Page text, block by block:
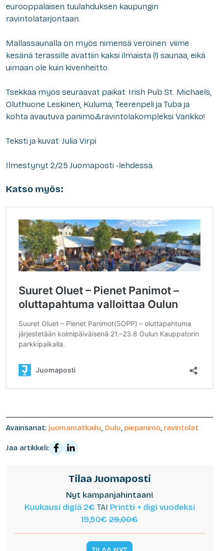
eurooppalaisen tuulahduksen kaupungin
ravintolatarjontaan.
Mallassaunalla on myös nimensä veroinen: viime
kesänä terassille avattiin kaksi ilmaista (!) saunaa, eikä
uimaan ole kuin kivenheitto.
Tsekkaa myös seuraavat paikat: Irish Pub St. Michaels,
Oluthuone Leskinen, Kuluma, Teerenpeli ja Tuba ja
kohta avautuva panimo&ravintolakompleksi Varikko!
Teksti ja kuvat: Julia Virpi
Ilmestynyt 2/25 Juomaposti -lehdessä.
Katso myös:
Avainsanat: juomamatkailu, Oulu, piepanimo, ravintolat
Jaa artikkeli:
Tilaa Juomaposti
Nyt kampanjahintaan!
Kuukausi digiä 2€ TAI Printti + digi vuodeksi
19,50€ 29,00€